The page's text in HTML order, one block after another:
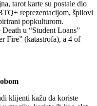
tarot karte su postale dio
reprezentacijom, špilovi
popkulturom.
u “Student Loans”
Fire” (katastrofa), a 4 of
klijenti kažu da koriste